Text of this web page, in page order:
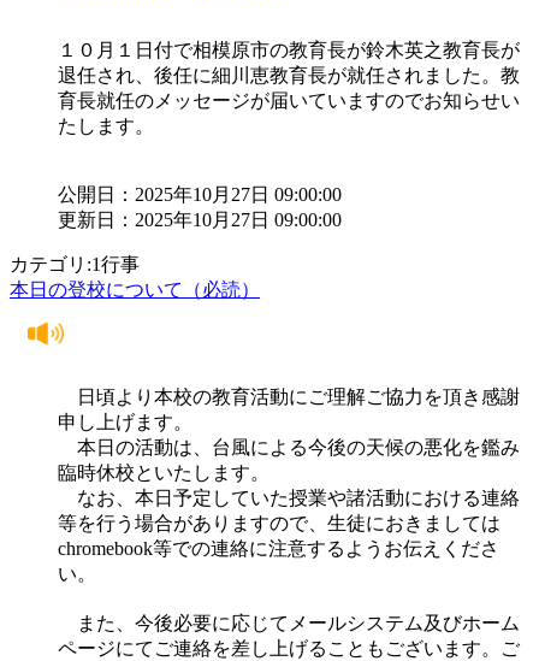
１０月１日付で相模原市の教育長が鈴木英之教育長が
退任され、後任に細川恵教育長が就任されました。教
育長就任のメッセージが届いていますのでお知らせい
たします。
公開日：2025年10月27日 09:00:00
更新日：2025年10月27日 09:00:00
カテゴリ:1行事
本日の登校について（必読）
日頃より本校の教育活動にご理解ご協力を頂き感謝
申し上げます。
本日の活動は、台風による今後の天候の悪化を鑑み
臨時休校といたします。
なお、本日予定していた授業や諸活動における連絡
等を行う場合がありますので、生徒におきましては
chromebook等での連絡に注意するようお伝えくださ
い。
また、今後必要に応じてメールシステム及びホーム
ページにてご連絡を差し上げることもございます。ご